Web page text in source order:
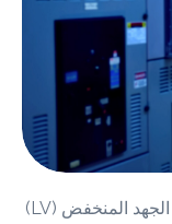
تتخصص شركة إم إم إس في صيانة أنظمة الجهد المنخفض (LV)